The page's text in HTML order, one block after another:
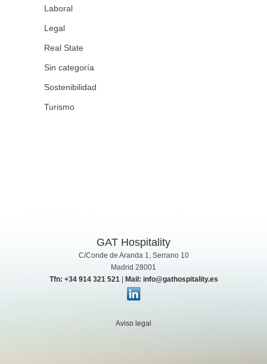
Laboral
Legal
Real State
Sin categoría
Sostenibilidad
Turismo
GAT Hospitality
C/Conde de Aranda 1, Serrano 10
Madrid 28001
Tfn: +34 914 321 521| Mail: info@gathospitality.es
Aviso legal